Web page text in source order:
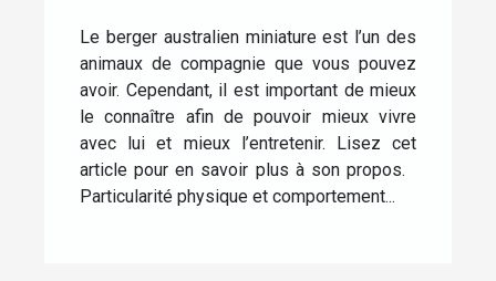
Le berger australien miniature est l’un des
animaux de compagnie que vous pouvez
avoir. Cependant, il est important de mieux
le connaître afin de pouvoir mieux vivre
avec lui et mieux l’entretenir. Lisez cet
article pour en savoir plus à son propos.
Particularité physique et comportement...